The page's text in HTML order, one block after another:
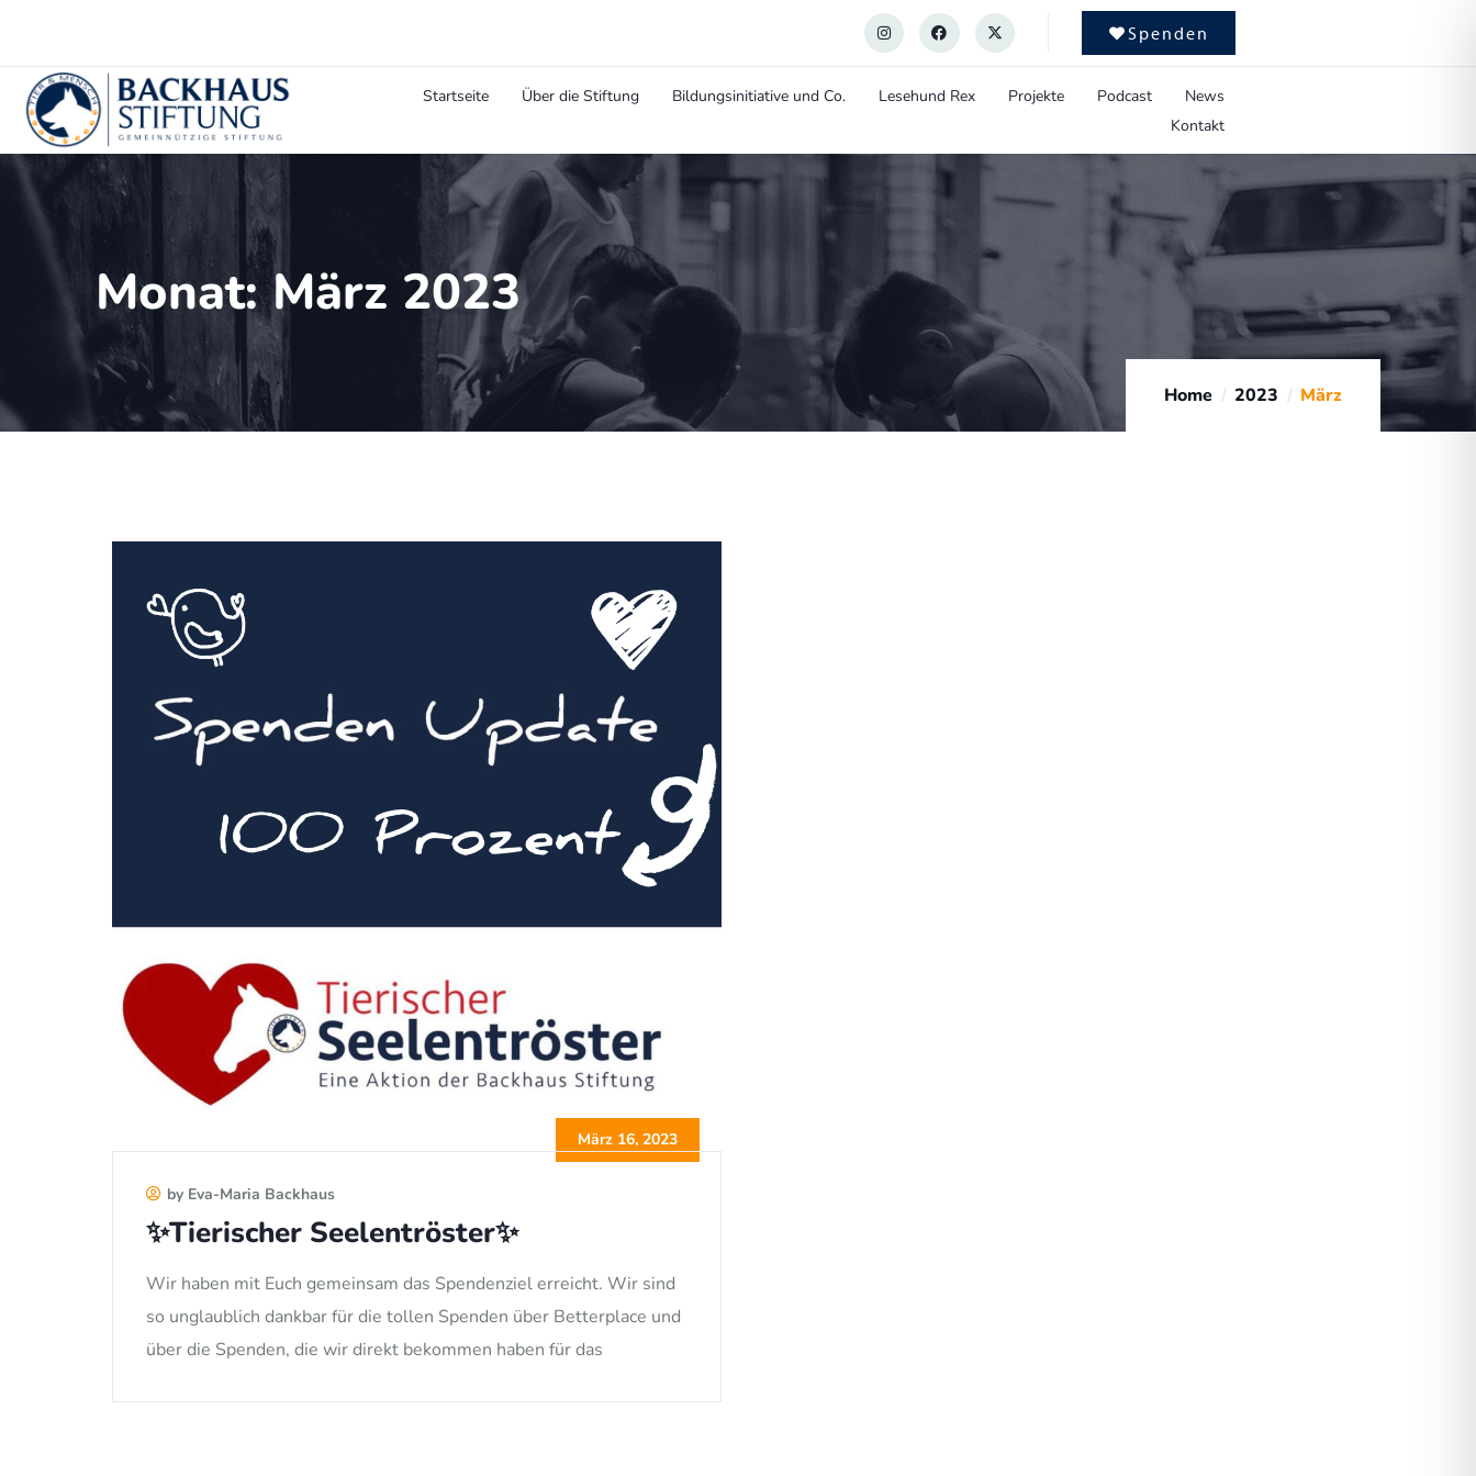
Spenden
Startseite Über die Stiftung Bildungsinitiative und Co. Lesehund Rex Projekte Podcast
News
Kontakt
Monat:März 2023
Home 2023 März
März 16, 2023
by Eva-Maria Backhaus
✨Tierischer Seelentröster✨
Wir haben mit Euch gemeinsam das Spendenziel erreicht. Wir sind
so unglaublich dankbar für die tollen Spenden über Betterplace und
über die Spenden, die wir direkt bekommen haben für das